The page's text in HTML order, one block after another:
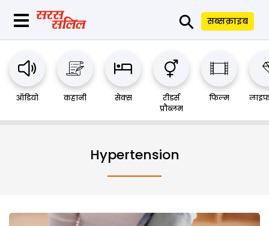
⚲ सब्सक्राइब
ऑडियो कहानी सेक्स
रीडर्स
प्रौब्लम
फिल्म
Hypertension